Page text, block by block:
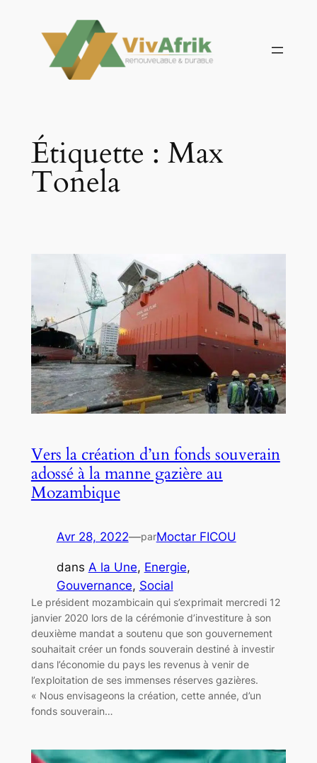
contenu
Étiquette : Max
Tonela
Vers la création d’un fonds souverain
adossé à la manne gazière au
Mozambique
Avr 28, 2022—parMoctar FICOU
dans A la Une, Energie
Gouvernance, Social
Le président mozambicain qui s’exprimait mercredi 12
janvier 2020 lors de la cérémonie d’investiture à son
deuxième mandat a soutenu que son gouvernement
souhaitait créer un fonds souverain destiné à investir
dans l’économie du pays les revenus à venir de
l’exploitation de ses immenses réserves gazières.
« Nous envisageons la création, cette année, d’un
fonds souverain…